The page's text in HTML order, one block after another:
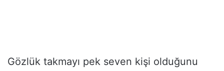
Gözlük takmayı pek seven kişi olduğunu